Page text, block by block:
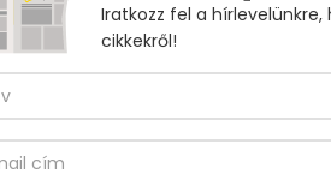
Iratkozz fel a
cikkekről!